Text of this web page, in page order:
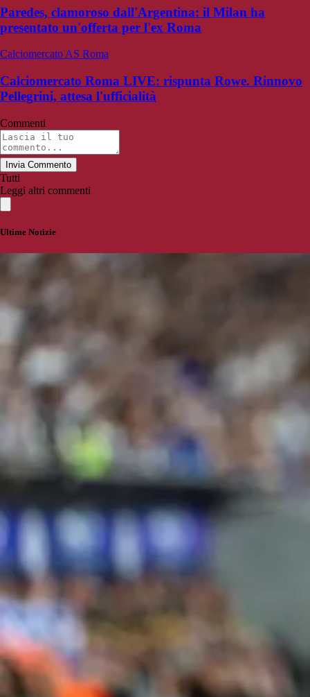
Paredes, clamoroso dall'Argentina: il Milan ha
presentato un'offerta per l'ex Roma
Calciomercato AS Roma
Calciomercato Roma LIVE: rispunta Rowe. Rinnovo
Pellegrini, attesa l'ufficialità
Commenti
Invia Commento
Tutti
Leggi altri commenti
Ultime Notizie